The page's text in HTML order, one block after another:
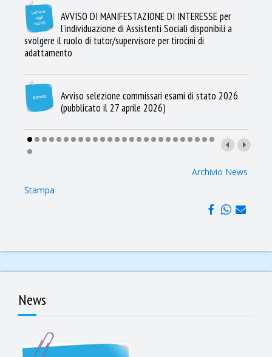
AVVISO DI MANIFESTAZIONE DI INTERESSE per
l’individuazione di Assistenti Sociali disponibili a
svolgere il ruolo di tutor/supervisore per tirocini di
adattamento
Avviso selezione commissari esami di stato 2026
(pubblicato il 27 aprile 2026)
Archivio News
Stampa
News